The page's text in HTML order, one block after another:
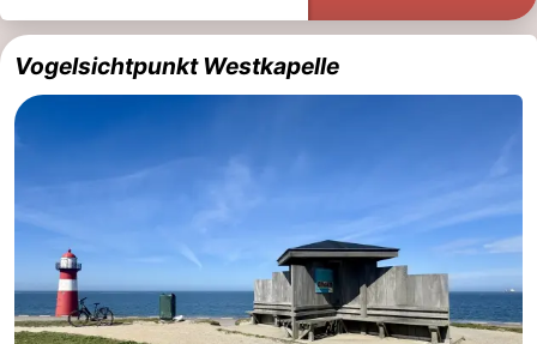
Adressen
Region
Zeeland
Schouwen-
Renesse
Brouwershaven
Vogelsichtpunkt Westkapelle